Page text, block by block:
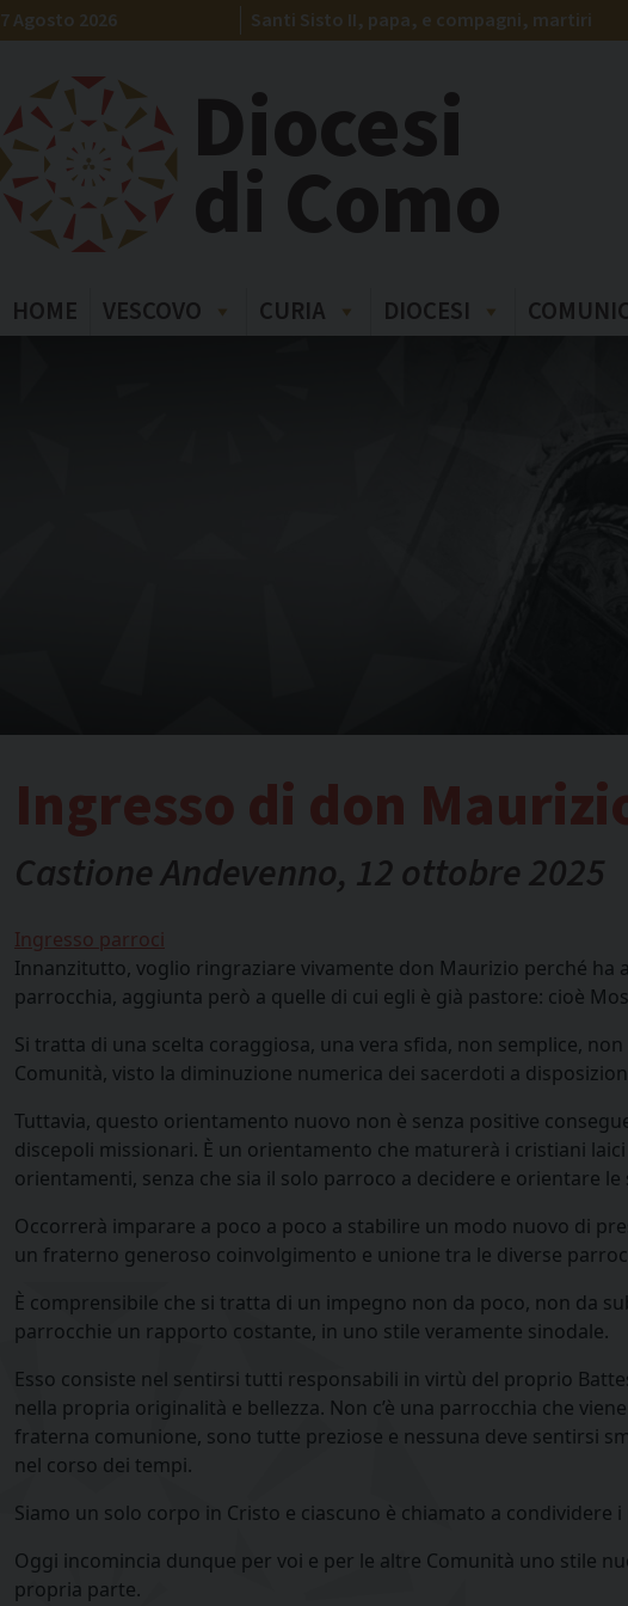
Skip
to
7 Agosto 2026 Santi Sisto II, papa, e compagni, martiri
Diocesi
di Como
HOME VESCOVO CURIA DIOCESI
Ingresso di don
Castione Andevenno, 12 ottobre 2025
Ingresso parroci
Innanzitutto, voglio ringraziare vivamente don Maurizio perché ha
parrocchia, aggiunta però a quelle di cui egli è già pastore: cioè
Si tratta di una scelta coraggiosa, una vera sfida, non semplice,
Comunità, visto la diminuzione numerica dei sacerdoti a
Tuttavia, questo orientamento nuovo non è senza positive
discepoli missionari. È un orientamento che maturerà i cristiani
orientamenti, senza che sia il solo parroco a decidere e orientare
Occorrerà imparare a poco a poco a stabilire un modo nuovo di
un fraterno generoso coinvolgimento e unione tra le diverse
È comprensibile che si tratta di un impegno non da poco, non da
parrocchie un rapporto costante, in uno stile veramente sinodale.
Esso consiste nel sentirsi tutti responsabili in virtù del proprio
nella propria originalità e bellezza. Non c’è una parrocchia che
fraterna comunione, sono tutte preziose e nessuna deve sentirsi
nel corso dei tempi.
Siamo un solo corpo in Cristo e ciascuno è chiamato a
Oggi incomincia dunque per voi e per le altre Comunità uno stile
propria parte.